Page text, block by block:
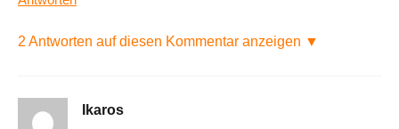
2 Antworten auf diesen Kommentar anzeigen ▼
Ikaros